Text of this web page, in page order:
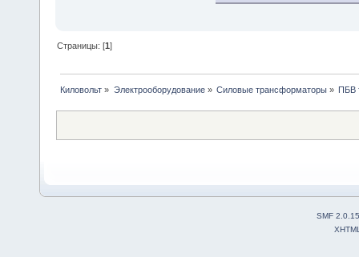
Страницы: [1]
Киловольт » Электрооборудование» Силовые трансформаторы» ПБВ
SMF 2.0.15